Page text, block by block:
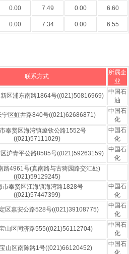
0.00 7.49 0.00
6.60
0.00 7.34 0.00 6.55
联系方式
所属企
业
区浦东南路1864号((021)50816969)
中国石
油
宁区虹井路840号((021)62686871)
中国石
化
奉贤区海湾镇燎钦公路1552号
((021)57111029)
中国石
化
沪青平公路8585号((021)59263159)
中国石
化
路4961号(真南路与古猗园路交汇处)
((021)59129245)
市奉贤区江海镇海湾路1828号
((021)57447399)
中国石
化
区嘉安公路528号((021)39108775)
中国石
化
山区同济路555((021)56112704)
中国石
化
山区南陈路1号((021)66120452)
中国石